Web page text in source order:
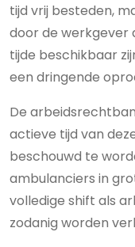
tijd vrij besteden,
door de werkgever
tijde beschikbaar
een dringende
De
actieve tijd van
beschouwd te
ambulanciers in
volledige shift als
zodanig worden